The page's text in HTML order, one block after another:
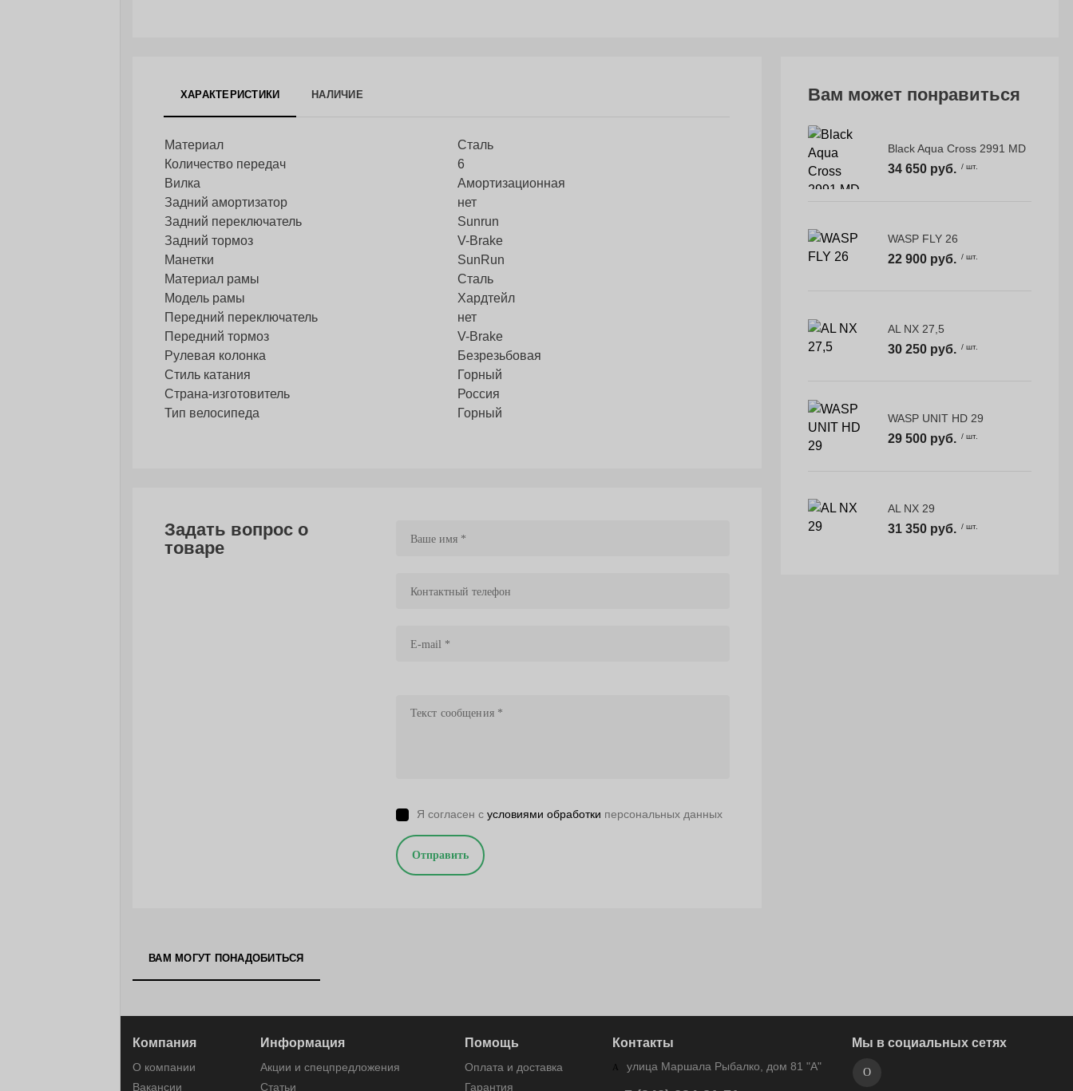
ХАРАКТЕРИСТИКИ НАЛИЧИЕ
Материал
Сталь
Количество передач
6
Вилка
Амортизационная
Задний амортизатор
нет
Задний переключатель
Sunrun
Задний тормоз
V-Brake
Манетки
SunRun
Материал рамы
Сталь
Модель рамы
Хардтейл
Передний переключатель
нет
Передний тормоз
V-Brake
Рулевая колонка
Безрезьбовая
Стиль катания
Горный
Страна-изготовитель
Россия
Тип велосипеда
Горный
Задать вопрос о
товаре
Я согласен с условиями обработки персональных данных
Отправить
ВАМ МОГУТ ПОНАДОБИТЬСЯ
Вам может понравиться
Black Aqua Cross 2991 MD
34 650 руб. / шт.
WASP FLY 26
22 900 руб. / шт.
AL NX 27,5
30 250 руб. / шт.
WASP UNIT HD 29
29 500 руб. / шт.
AL NX 29
31 350 руб. / шт.
Компания
О компании
Вакансии
Информация
Акции и спецпредложения
Статьи
Помощь
Оплата и доставка
Гарантия
Контакты
улица Маршала Рыбалко, дом 81 "А"
Мы в социальных сетях